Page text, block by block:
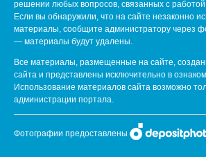
решении любых вопросов, связанных с
Если вы обнаружили, что на сайте незаконно
материалы, сообщите администратору через
— материалы будут удалены.
Все материалы, размещенные на сайте,
сайта и представлены исключительно в
Использование материалов сайта возможно
администрации портала.
Фотографии предоставлены